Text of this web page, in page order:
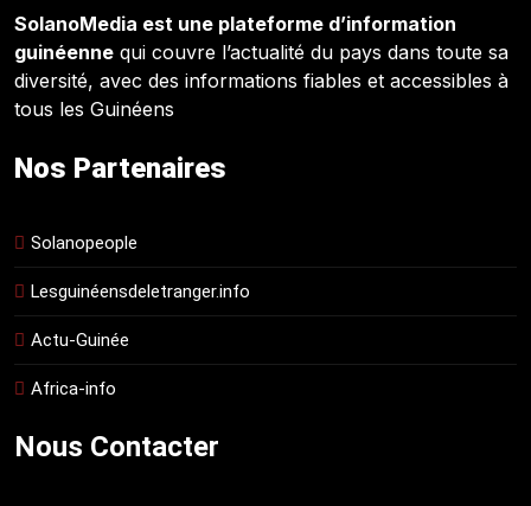
SolanoMedia est une plateforme d’information
guinéenne qui couvre l’actualité du pays dans toute sa
diversité, avec des informations fiables et accessibles à
tous les Guinéens
Nos Partenaires
Solanopeople
Lesguinéensdeletranger.info
Actu-Guinée
Africa-info
Nous Contacter